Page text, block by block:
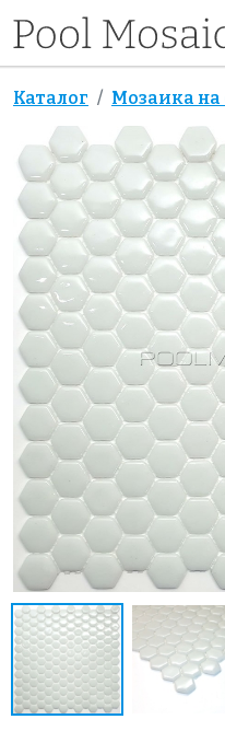
Каталог Мозаика на